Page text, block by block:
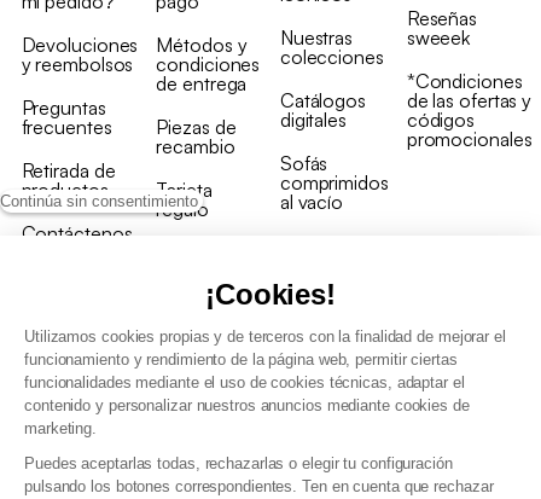
Continúa sin consentimiento
¡Cookies!
Utilizamos cookies propias y de terceros con la finalidad de mejorar el
funcionamiento y rendimiento de la página web, permitir ciertas
funcionalidades mediante el uso de cookies técnicas, adaptar el
contenido y personalizar nuestros anuncios mediante cookies de
marketing.
Puedes aceptarlas todas, rechazarlas o elegir tu configuración
pulsando los botones correspondientes. Ten en cuenta que rechazar
Devoluciones
y reembolsos
Preguntas
frecuentes
Retirada de
productos
Contáctenos
Métodos y
condiciones
de entrega
Piezas de
recambio
Tarjeta
regalo
Nuestras
colecciones
Catálogos
digitales
Sofás
comprimidos
al vacío
Reseñas
sweeek
*Condiciones
de las ofertas y
códigos
promocionales
Política de gestión de datos personales y cookies
Condiciones generales de Venta Profesional